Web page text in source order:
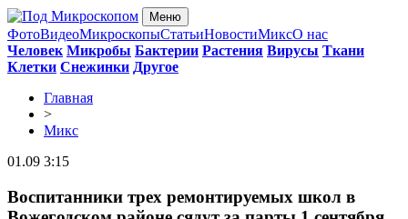
Меню
ФотоВидеоМикроскопыСтатьиНовостиМиксО нас
Человек Микробы Бактерии Растения Вирусы Ткани
Клетки Снежинки Другое
Главная
>
Микс
01.09 3:15
Воспитанники трех ремонтируемых школ в